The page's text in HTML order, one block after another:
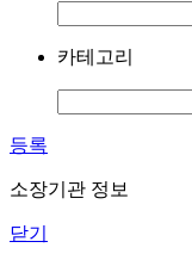
카테고리
등록
소장기관 정보
닫기